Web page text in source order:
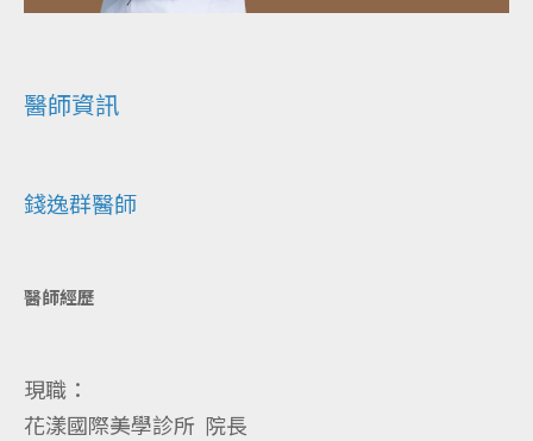
醫師資訊
錢逸群醫師
醫師經歷
現職：
花漾國際美學診所 院長